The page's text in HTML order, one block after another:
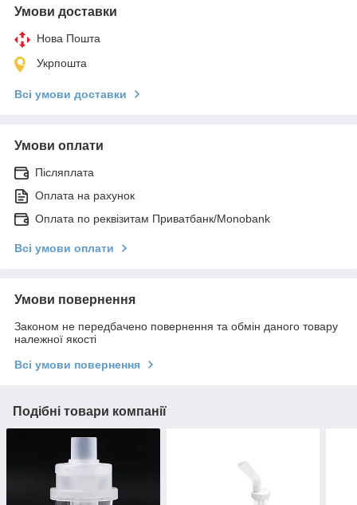
Умови доставки
Нова Пошта
Укрпошта
Всі умови доставки
Умови оплати
Післяплата
Оплата на рахунок
Оплата по реквізитам Приватбанк/Monobank
Всі умови оплати
Умови повернення
Законом не передбачено повернення та обмін даного товару
належної якості
Всі умови повернення
Подібні товари компанії